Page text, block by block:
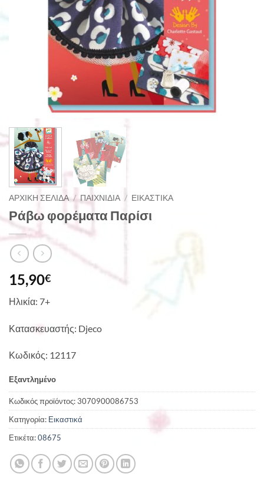
ΑΡΧΙΚΉ ΣΕΛΊΔΑ / ΠΑΙΧΝΊΔΙΑ / ΕΙΚΑΣΤΙΚΆ
Ράβω φορέματα Παρίσι
15,90€
Ηλικία: 7+
Κατασκευαστής: Djeco
Κωδικός: 12117
Εξαντλημένο
Κωδικός προϊόντος:3070900086753
Κατηγορία: Εικαστικά
Ετικέτα:08675